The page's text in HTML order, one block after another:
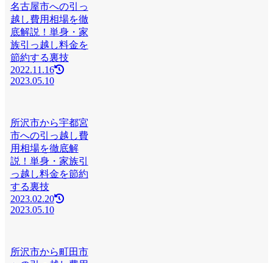
名古屋市への引っ
越し費用相場を徹
底解説！単身・家
族引っ越し料金を
節約する裏技
2022.11.16
2023.05.10
所沢市から宇都宮
市への引っ越し費
用相場を徹底解
説！単身・家族引
っ越し料金を節約
する裏技
2023.02.20
2023.05.10
所沢市から町田市